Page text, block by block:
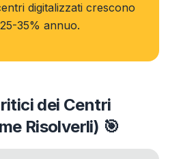
digitalizzati crescono
35% annuo.
dei Centri
Risolverli) 🎯